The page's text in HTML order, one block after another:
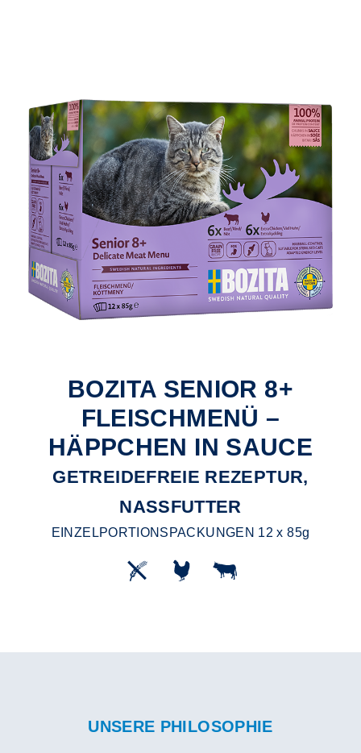
BOZITA SENIOR 8+
FLEISCHMENÜ –
HÄPPCHEN IN SAUCE
GETREIDEFREIE REZEPTUR,
NASSFUTTER
EINZELPORTIONSPACKUNGEN 12 x 85g
UNSERE PHILOSOPHIE